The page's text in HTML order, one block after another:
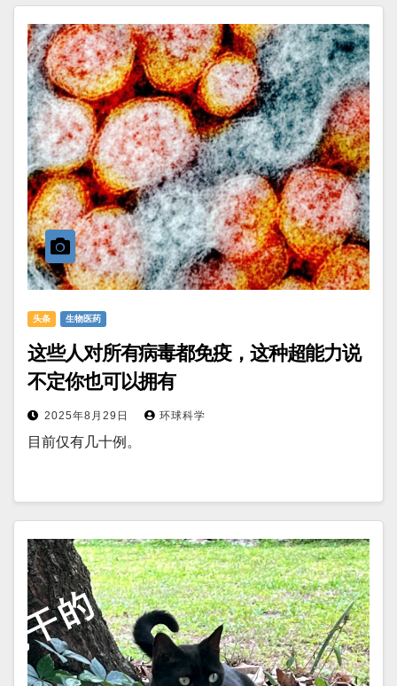
头条 生物医药
这些人对所有病毒都免疫，这种超能力说
不定你也可以拥有
2025年8月29日 环球科学
目前仅有几十例。